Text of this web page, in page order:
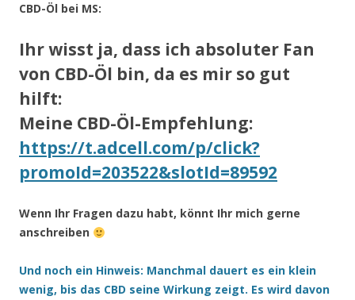
CBD-Öl bei MS:
Ihr wisst ja, dass ich absoluter Fan
von CBD-Öl bin, da es mir so gut
hilft:
Meine CBD-Öl-Empfehlung:
https://t.adcell.com/p/click?
promoId=203522&slotId=89592
Wenn Ihr Fragen dazu habt, könnt Ihr mich gerne
anschreiben
Und noch ein Hinweis: Manchmal dauert es ein klein
wenig, bis das CBD seine Wirkung zeigt. Es wird davon